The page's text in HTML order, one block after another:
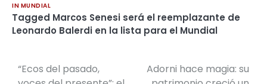
IN MUNDIAL
Tagged Marcos Senesi será el reemplazante de
Leonardo Balerdi en la lista para el Mundial
Navegación
“Ecos del pasado,
Adorni hace magia: su